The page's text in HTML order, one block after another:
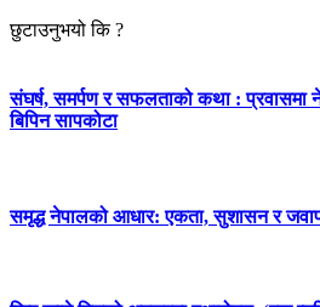
छुटाउनुभयो कि ?
संघर्ष, समर्पण र सफलताको कथा : प्रवासमा
बिपिन सापकोटा
समृद्ध नेपालको आधार: एकता, सुशासन र